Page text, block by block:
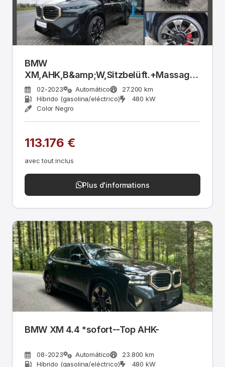
BMW
XM,AHK,B&amp;W,Sitzbelüft.+Massage,Leder
schwarz,23&quot;
02-2023 Automático
27.200 km
Híbrido (gasolina/eléctrico)
480 kW
Color Negro
113.176 €
avec tout inclus
Plus d'informations
BMW XM 4.4 *sofort--Top AHK-
08-2023 Automático
23.800 km
Híbrido (gasolina/eléctrico)
480 kW